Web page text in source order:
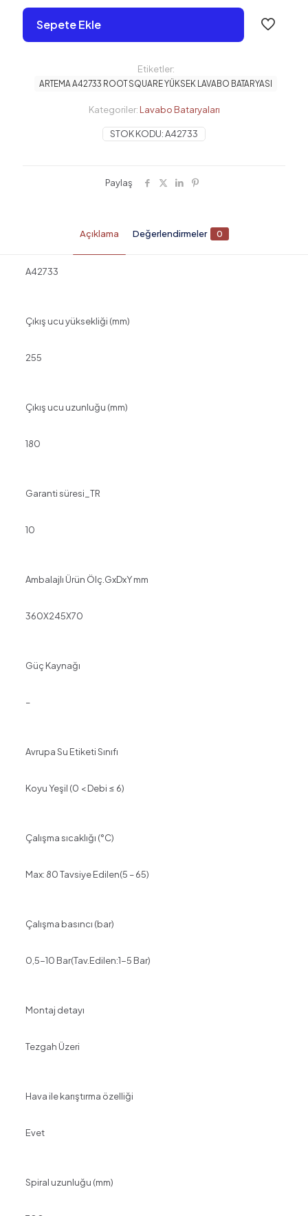
Sepete Ekle
STOK KODU:A42733
Kategoriler: Lavabo Bataryaları
Etiketler:
ARTEMA A42733 ROOT SQUARE YÜKSEK LAVABO BATARYASI
Paylaş
Açıklama Değerlendirmeler 0
A42733
Çıkış ucu yüksekliği (mm)
255
Çıkış ucu uzunluğu (mm)
180
Garanti süresi_TR
10
Ambalajlı Ürün Ölç.GxDxY mm
360X245X70
Güç Kaynağı
–
Avrupa Su Etiketi Sınıfı
Koyu Yeşil (0 < Debi ≤ 6)
Çalışma sıcaklığı (°C)
Max: 80 Tavsiye Edilen(5 – 65)
Çalışma basıncı (bar)
0,5-10 Bar(Tav.Edilen:1-5 Bar)
Montaj detayı
Tezgah Üzeri
Hava ile karıştırma özelliği
Evet
Spiral uzunluğu (mm)